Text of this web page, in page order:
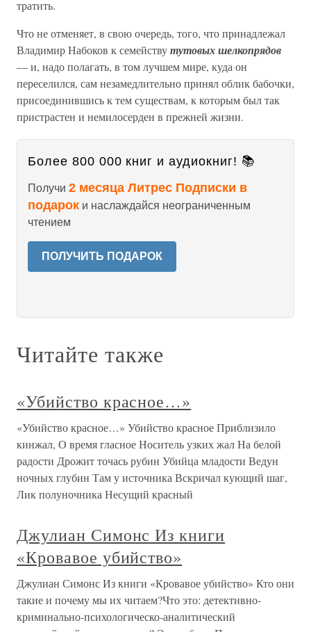
тратить.
Что не отменяет, в свою очередь, того, что принадлежал
Владимир Набоков к семействутутовых шелкопрядов
— и, надо полагать, в том лучшем мире, куда он
переселился, сам незамедлительно принял облик бабочки,
присоединившись к тем существам, к которым был так
пристрастен и немилосерден в прежней жизни.
Более 800 000 книг и аудиокниг! 📚
Получи 2 месяца Литрес Подписки в
подарок и наслаждайся неограниченным
чтением
ПОЛУЧИТЬ ПОДАРОК
Читайте также
«Убийство красное…»
«Убийство красное…» Убийство красное Приблизило
кинжал, О время гласное Носитель узких жал На белой
радости Дрожит точась рубин Убийца младости Ведун
ночных глубин Там у источника Вскричал кующий шаг,
Лик полуночника Несущий красный
Джулиан Симонс Из книги
«Кровавое убийство»
Джулиан Симонс Из книги «Кровавое убийство» Кто они
такие и почему мы их читаем?Что это: детективно-
криминально-психологическо-аналитический